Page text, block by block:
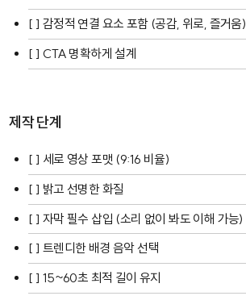
[ ] 감정적 연결 요소 포함 (공감, 위로, 즐거움)
[ ] CTA 명확하게 설계
제작 단계
[ ] 세로 영상 포맷 (9:16 비율)
[ ] 밝고 선명한 화질
[ ] 자막 필수 삽입 (소리 없이 봐도 이해 가능)
[ ] 트렌디한 배경 음악 선택
[ ] 15~60초 최적 길이 유지